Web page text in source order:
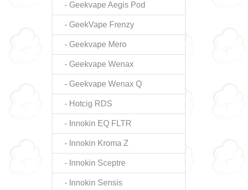
- Geekvape Aegis Pod
- GeekVape Frenzy
- Geekvape Mero
- Geekvape Wenax
- Geekvape Wenax Q
- Hotcig RDS
- Innokin EQ FLTR
- Innokin Kroma Z
- Innokin Sceptre
- Innokin Sensis